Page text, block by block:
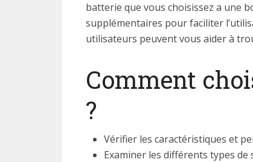
batterie que vous choisissez a une
supplémentaires pour faciliter
utilisateurs peuvent vous aider à
Comment
?
Vérifier les caractéristiques et
Examiner les différents types de